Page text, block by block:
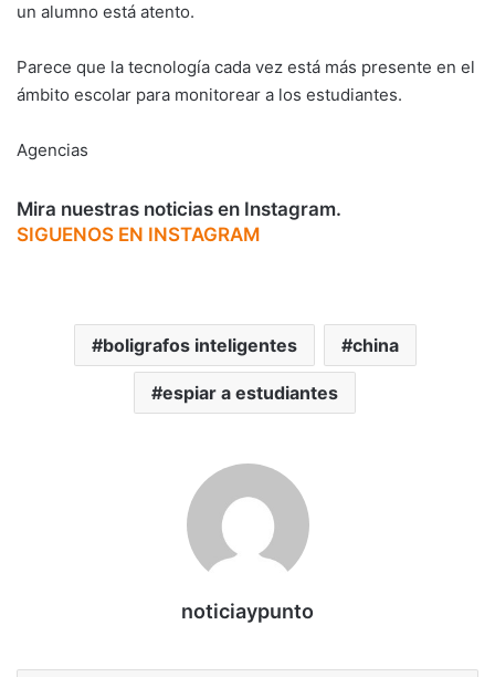
un alumno está atento.
Parece que la tecnología cada vez está más presente en el
ámbito escolar para monitorear a los estudiantes.
Agencias
Mira nuestras noticias en Instagram.
SIGUENOS EN INSTAGRAM
boligrafos inteligentes china
espiar a estudiantes
noticiaypunto